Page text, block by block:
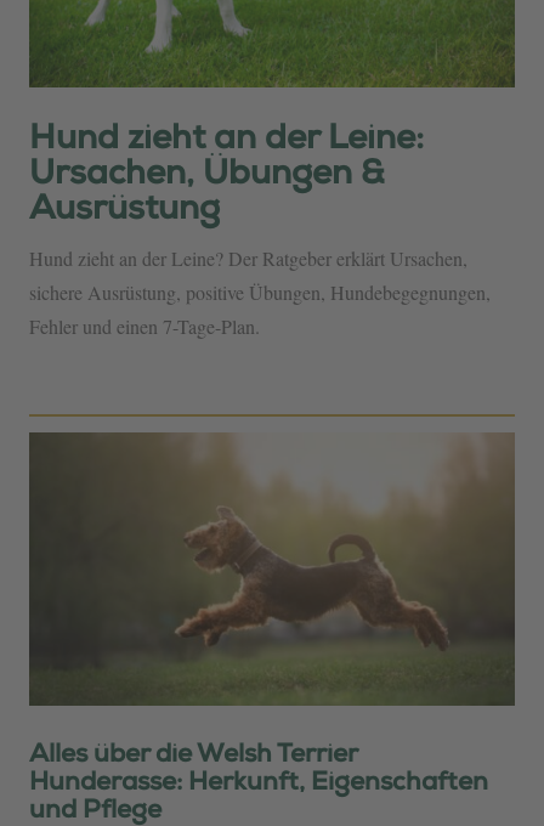
Hund zieht an der Leine:
Ursachen, Übungen &
Ausrüstung
Hund zieht an der Leine? Der Ratgeber erklärt Ursachen,
sichere Ausrüstung, positive Übungen, Hundebegegnungen,
Fehler und einen 7-Tage-Plan.
Alles über die Welsh Terrier
Hunderasse: Herkunft, Eigenschaften
und Pflege